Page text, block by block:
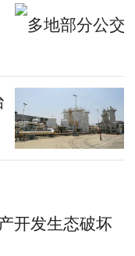
开发生态破坏